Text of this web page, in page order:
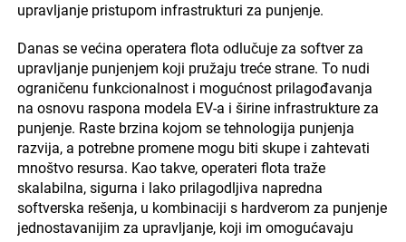
upravljanje pristupom infrastrukturi za punjenje.
Danas se većina operatera flota odlučuje za softver za
upravljanje punjenjem koji pružaju treće strane. To nudi
ograničenu funkcionalnost i mogućnost prilagođavanja
na osnovu raspona modela EV-a i širine infrastrukture za
punjenje. Raste brzina kojom se tehnologija punjenja
razvija, a potrebne promene mogu biti skupe i zahtevati
mnoštvo resursa. Kao takve, operateri flota traže
skalabilna, sigurna i lako prilagodljiva napredna
softverska rešenja, u kombinaciji s hardverom za punjenje
jednostavanijim za upravljanje, koji im omogućavaju